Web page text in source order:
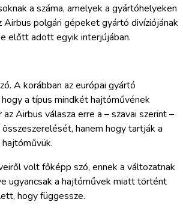
a száma, amelyek a gyártóhelyeken
Airbus polgári gépeket gyártó divíziójának
előtt adott egyik interjújában.
A korábban az európai gyártó
a típus mindkét hajtóművének
Airbus válasza erre a – szavai szerint –
hanem hogy tartják a
volt főképp szó, ennek a változatnak
ugyancsak a hajtóművek miatt történt
hogy függessze.